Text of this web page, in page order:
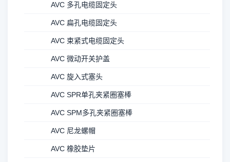
AVC 多孔电缆固定头
AVC 扁孔电缆固定头
AVC 束紧式电缆固定头
AVC 微动开关护盖
AVC 旋入式塞头
AVC SPR单孔夹紧圈塞棒
AVC SPM多孔夹紧圈塞棒
AVC 尼龙螺帽
AVC 橡胶垫片